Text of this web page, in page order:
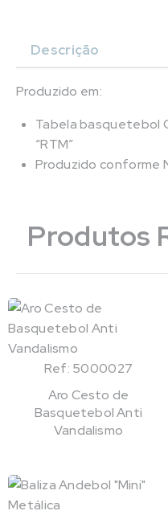
Descrição
Produzido em:
Tabela basquetebol
“RTM”
Produzido conforme
Produtos
Ref: 5000027
Aro Cesto de
Basquetebol Anti
Vandalismo